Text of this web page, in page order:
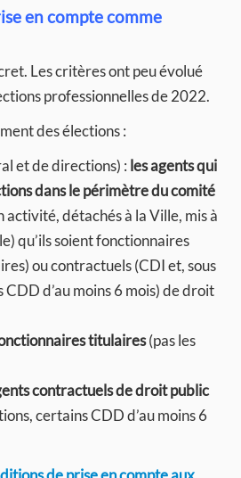
en compte comme
Les critères ont peu évolué
professionnelles de 2022.
des élections :
et de directions) : les agents qui
dans le périmètre du comité
activité, détachés à la Ville, mis à
qu’ils soient fonctionnaires
ou contractuels (CDI et, sous
d’au moins 6 mois) de droit
titulaires(pas les
contractuels de droit public
certains CDD d’au moins 6